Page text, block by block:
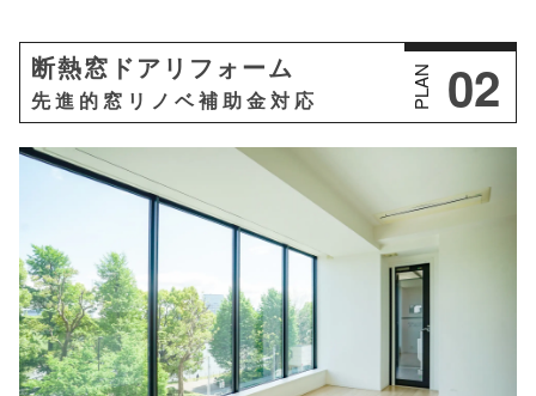
断熱窓ドアリフォーム
先進的窓リノベ補助金対応 PLAN 02